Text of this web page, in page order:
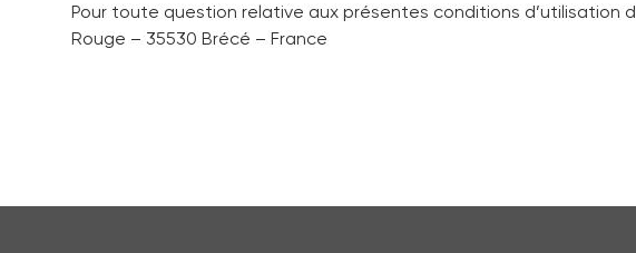
Pour toute question relative aux présentes conditions d’utilisation
Rouge – 35530 Brécé – France